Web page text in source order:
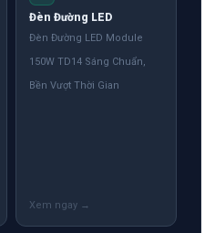
Đèn Đường LED
Đèn Đường LED Module
150W TD14 Sáng Chuẩn,
Bền Vượt Thời Gian